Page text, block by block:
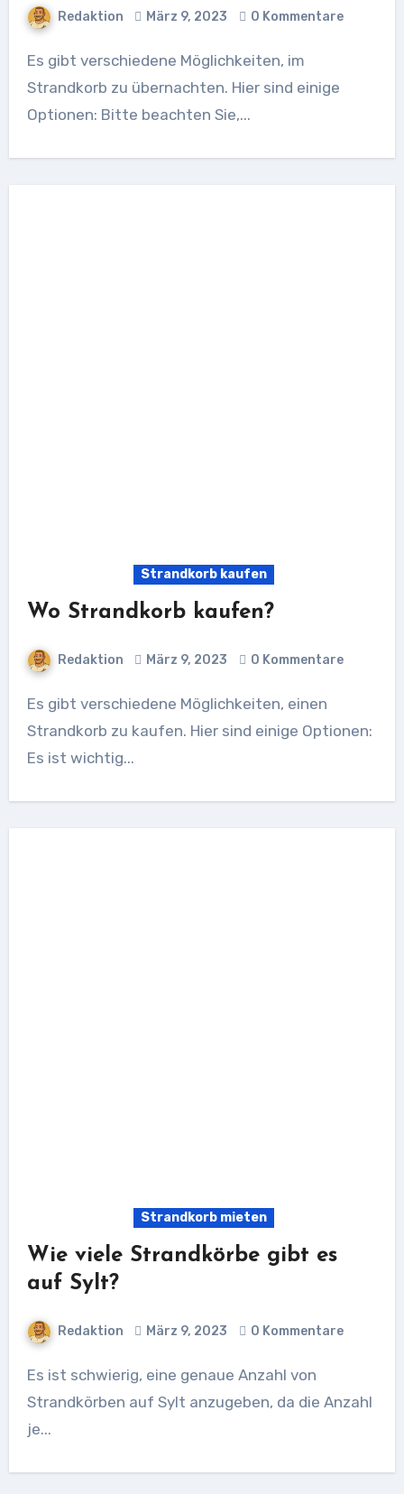
Redaktion März 9, 2023 0 Kommentare
Es gibt verschiedene Möglichkeiten, im
Strandkorb zu übernachten. Hier sind einige
Optionen: Bitte beachten Sie,...
Strandkorb kaufen
Wo Strandkorb kaufen?
Redaktion März 9, 2023 0 Kommentare
Es gibt verschiedene Möglichkeiten, einen
Strandkorb zu kaufen. Hier sind einige Optionen:
Es ist wichtig...
Strandkorb mieten
Wie viele Strandkörbe gibt es
auf Sylt?
Redaktion März 9, 2023 0 Kommentare
Es ist schwierig, eine genaue Anzahl von
Strandkörben auf Sylt anzugeben, da die Anzahl
je...